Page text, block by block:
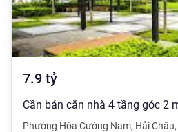
7.9 tỷ
Phường Hòa Cường Nam, Hải Châu,